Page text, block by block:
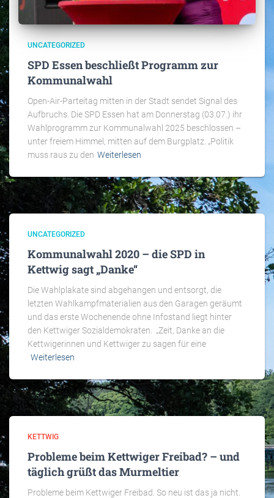
UNCATEGORIZED
SPD Essen beschließt Programm zur
Kommunalwahl
Open-Air-Parteitag mitten in der Stadt sendet Signal des
Aufbruchs. Die SPD Essen hat am Donnerstag (03.07.) ihr
Wahlprogramm zur Kommunalwahl 2025 beschlossen –
unter freiem Himmel, mitten auf dem Burgplatz. „Politik
muss raus zu den Weiterlesen
UNCATEGORIZED
Kommunalwahl 2020 – die SPD in
Kettwig sagt „Danke“
Die Wahlplakate sind abgehangen und entsorgt, die
letzten Wahlkampfmaterialien aus den Garagen geräumt
und das erste Wochenende ohne Infostand liegt hinter
den Kettwiger Sozialdemokraten. „Zeit, Danke an die
Kettwigerinnen und Kettwiger zu sagen für eine
Weiterlesen
KETTWIG
Probleme beim Kettwiger Freibad? – und
täglich grüßt das Murmeltier
Probleme beim Kettwiger Freibad. So neu ist das ja nicht.